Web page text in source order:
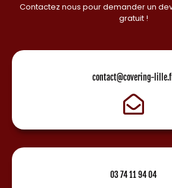
Contactez nous pour demander un
gratuit !
contact@covering-
03 74 11 94 04